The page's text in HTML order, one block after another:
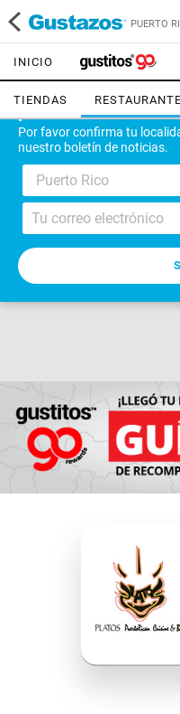
PUERTO
¡Bienvenido!
Por favor confirma tu
nuestro boletín de noticias.
Puerto Rico
INICIO
TIENDAS